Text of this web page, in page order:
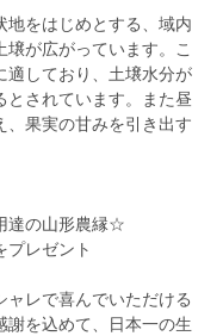
地をはじめとする、域内
が広がっています。こ
適しており、土壌水分が
とされています。また昼
、果実の甘みを引き出す
達の山形農縁☆
プレゼント
ャレで喜んでいただける
謝を込めて、日本一の生